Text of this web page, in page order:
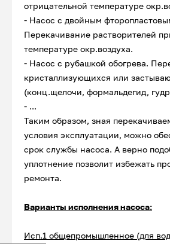
отрицательной температуре
- Насос с двойным
Перекачивание растворителей
температуре окр.воздуха.
- Насос с рубашкой обогрева.
кристаллизующихся или
(конц.щелочи, формальдегид,
- ...
Таким образом, зная
условия эксплуатации, можно
срок службы насоса. А верно
уплотнение позволит избежать
ремонта.
Варианты исполнения насоса:
Исп.1 общепромышленное (для